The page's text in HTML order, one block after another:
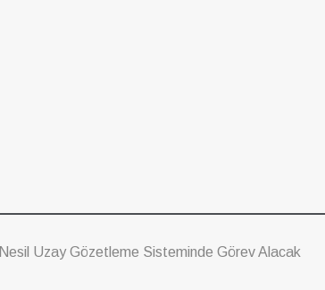
Uzay Gözetleme Sisteminde Görev Alacak